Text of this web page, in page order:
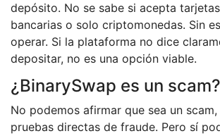
depósito. No se sabe si acepta
bancarias o solo criptomonedas. Sin
operar. Si la plataforma no dice
depositar, no es una opción viable.
¿BinarySwap es un scam?
No podemos afirmar que sea un
pruebas directas de fraude. Pero sí